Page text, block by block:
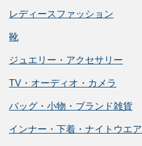
レディースファッション
靴
ジュエリー・アクセサリー
TV・オーディオ・カメラ
バッグ・小物・ブランド雑貨
インナー・下着・ナイトウエア